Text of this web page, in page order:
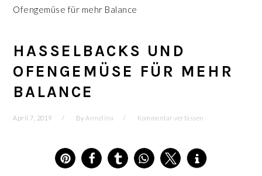
Ofengemüse für mehr Balance
HASSELBACKS UND
OFENGEMÜSE FÜR MEHR
BALANCE
April 7, 2019 ByAnnelina Kommentar verfassen
31